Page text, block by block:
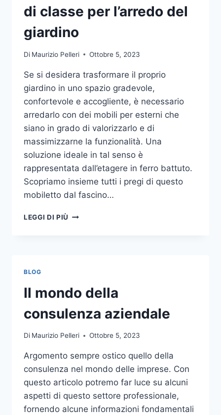
di classe per l’arredo del
giardino
Di Maurizio Pelleri Ottobre 5, 2023
Se si desidera trasformare il proprio
giardino in uno spazio gradevole,
confortevole e accogliente, è necessario
arredarlo con dei mobili per esterni che
siano in grado di valorizzarlo e di
massimizzarne la funzionalità. Una
soluzione ideale in tal senso è
rappresentata dall’etagere in ferro battuto.
Scopriamo insieme tutti i pregi di questo
mobiletto dal fascino…
LEGGI DI PIÙ ETAGERE
PER
L’ARREDO
GIARDINO
BLOG
Il mondo della
consulenza aziendale
Di Maurizio Pelleri Ottobre 5, 2023
Argomento sempre ostico quello della
consulenza nel mondo delle imprese. Con
questo articolo potremo far luce su alcuni
aspetti di questo settore professionale,
fornendo alcune informazioni fondamentali